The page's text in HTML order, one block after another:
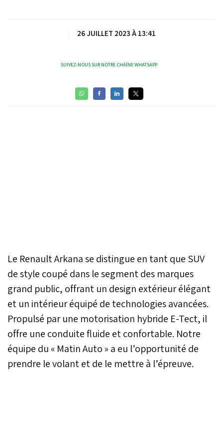
26 JUILLET 2023 À 13:41
SUIVEZ-NOUS SUR NOTRE CHAÎNE WHATSAPP
Le Renault Arkana se distingue en tant que SUV
de style coupé dans le segment des marques
grand public, offrant un design extérieur élégant
et un intérieur équipé de technologies avancées.
Propulsé par une motorisation hybride E-Tect, il
offre une conduite fluide et confortable. Notre
équipe du « Matin Auto » a eu l’opportunité de
prendre le volant et de le mettre à l’épreuve.